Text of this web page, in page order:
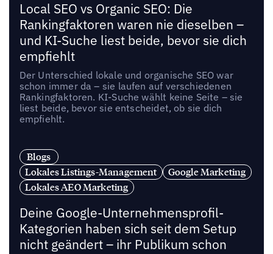
Local SEO vs Organic SEO: Die
Rankingfaktoren waren nie dieselben –
und KI-Suche liest beide, bevor sie dich
empfiehlt
Der Unterschied lokale und organische SEO war
schon immer da – sie laufen auf verschiedenen
Rankingfaktoren. KI-Suche wählt keine Seite – sie
liest beide, bevor sie entscheidet, ob sie dich
empfiehlt.
Blogs
Lokales Listings-Management
Google Marketing
Lokales AEO Marketing
Deine Google-Unternehmensprofil-
Kategorien haben sich seit dem Setup
nicht geändert – ihr Publikum schon